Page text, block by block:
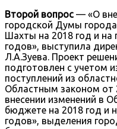
Второй вопрос — «О
городской Думы
Шахты на 2018 год и на
годов», выступила
Л.А.Зуева. Проект
подготовлен с учетом
поступлений из
Областным законом от
внесении изменений в
бюджете на 2018 год и
годов», выделения